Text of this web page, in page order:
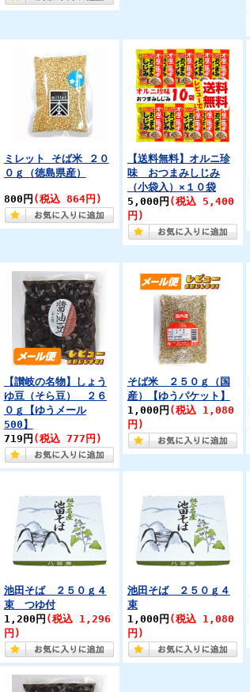
ミレット そば米 ２０
０ｇ（徳島県産）
800円 (税込 864円)
【送料無料】オルニ珍
味 おつまみしじみ
（小袋入）×１０袋
5,000円 (税込 5,400
円)
【讃岐の名物】しょう
ゆ豆（そら豆） ２６
０ｇ【ゆうメール
500】
719円 (税込 777円)
そば米 ２５０ｇ（国
産）【ゆうパケット】
1,000円 (税込 1,080
円)
池田そば ２５０ｇ４
束 つゆ付
1,200円 (税込 1,296
円)
池田そば ２５０ｇ４
束
1,000円 (税込 1,080
円)